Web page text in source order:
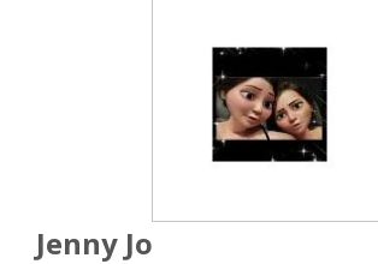
Jenny Jo